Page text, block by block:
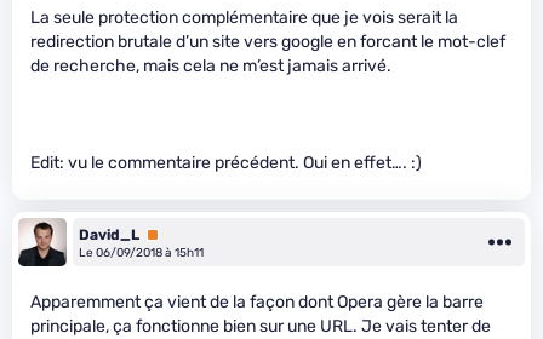
La seule protection complémentaire que je vois serait la
redirection brutale d’un site vers google en forcant le mot-clef
de recherche, mais cela ne m’est jamais arrivé.
Edit: vu le commentaire précédent. Oui en effet…. :)
David_L Premium
Le 06/09/2018 à 15h11
Apparemment ça vient de la façon dont Opera gère la barre
principale, ça fonctionne bien sur une URL. Je vais tenter de